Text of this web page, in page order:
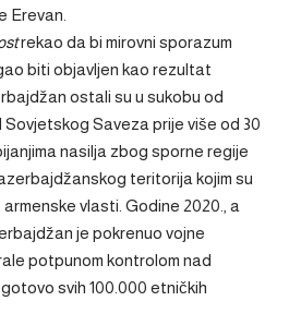
Erevan.
rekao da bi mirovni sporazum
biti objavljen kao rezultat
ostali su u sukobu od
Saveza prije više od 30
nasilja zbog sporne regije
teritorija kojim su
vlasti. Godine 2020., a
je pokrenuo vojne
potpunom kontrolom nad
svih 100.000 etničkih